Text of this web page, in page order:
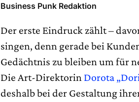
Business Punk Redaktion
Der erste Eindruck zählt –
singen, denn gerade bei
Gedächtnis zu bleiben um für
Die Art-Direktorin Dorota
deshalb bei der Gestaltung